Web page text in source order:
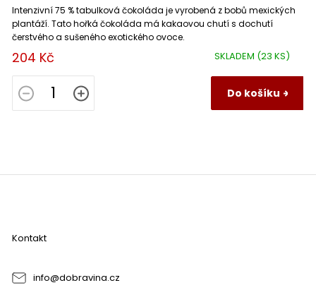
SKLADEM (23 KS)
204 Kč
Do košíku
Intenzivní 75 % tabulková čokoláda je vyrobená z bobů mexických
plantáží. Tato hořká čokoláda má kakaovou chutí s dochutí
čerstvého a sušeného exotického ovoce.
Z
Kontakt
info@dobravina.cz